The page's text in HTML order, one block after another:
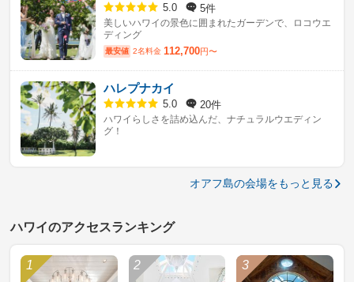
5.0 5件
美しいハワイの景色に囲まれたガーデンで、ロコウエ
ディング
最安値 2名料金 112,700円〜
ハレプナカイ
5.0 20件
ハワイらしさを詰め込んだ、ナチュラルウエディン
グ！
オアフ島の会場をもっと見る
ハワイのアクセスランキング